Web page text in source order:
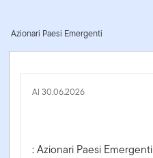
Azionari Paesi Emergenti
Al 30.06.2026
: Azionari Paesi Emergenti